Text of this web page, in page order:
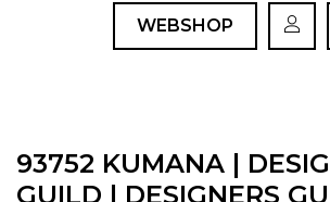
WEBSHOP
93752 KUMANA |
GUILD | DESIGNERS